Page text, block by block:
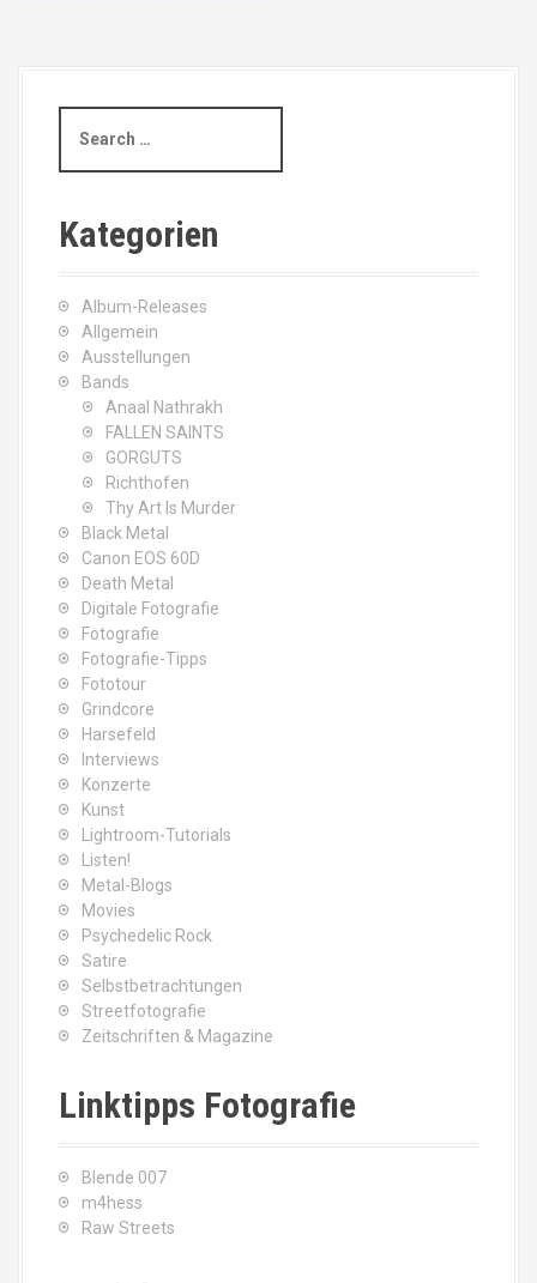
a
c
h
Kategorien
Album-Releases
Allgemein
Ausstellungen
Bands
Anaal Nathrakh
FALLEN SAINTS
GORGUTS
Richthofen
Thy Art Is Murder
Black Metal
Canon EOS 60D
Death Metal
Digitale Fotografie
Fotografie
Fotografie-Tipps
Fototour
Grindcore
Harsefeld
Interviews
Konzerte
Kunst
Lightroom-Tutorials
Listen!
Metal-Blogs
Movies
Psychedelic Rock
Satire
Selbstbetrachtungen
Streetfotografie
Zeitschriften & Magazine
Linktipps Fotografie
Blende 007
m4hess
Raw Streets